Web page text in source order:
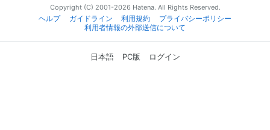
Copyright (C) 2001-2026 Hatena. All Rights Reserved.
ヘルプ
ガイドライン 利用規約
プライバシーポリシー
利用者情報の外部送信について
日本語 PC版 ログイン